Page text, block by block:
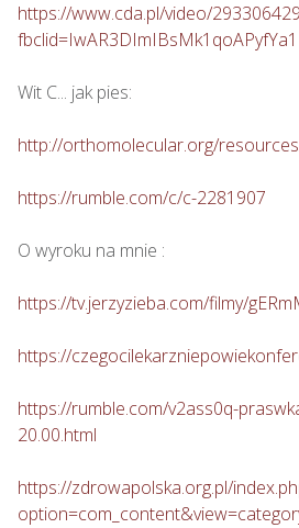
https://www.cda.pl/video/
Wit C... jak pies:
http://orthomolecular.org/
https://rumble.com/c/c-2281907
O wyroku na mnie :
https://tv.jerzyzieba.com/filmy/
https://
https://rumble.com/v2ass0q-
20.00.html
https://zdrowapolska.org.pl/